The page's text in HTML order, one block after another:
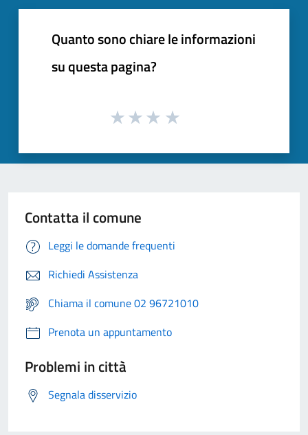
Quanto sono chiare le informazioni
su questa pagina?
Contatta il comune
Leggi le domande frequenti
Richiedi Assistenza
Chiama il comune 02 96721010
Prenota un appuntamento
Problemi in città
Segnala disservizio